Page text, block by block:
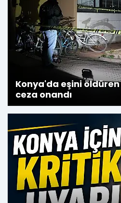
Konya'da eşini
ceza onandı